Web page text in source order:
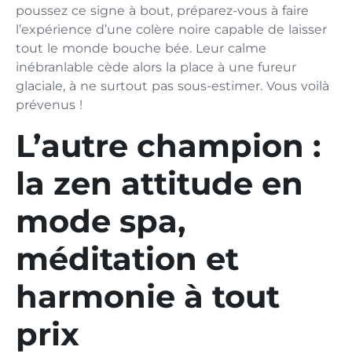
poussez ce signe à bout, préparez-vous à faire
l’expérience d’une colère noire capable de laisser
tout le monde bouche bée. Leur calme
inébranlable cède alors la place à une fureur
glaciale, à ne surtout pas sous-estimer. Vous voilà
prévenus !
L’autre champion :
la zen attitude en
mode spa,
méditation et
harmonie à tout
prix